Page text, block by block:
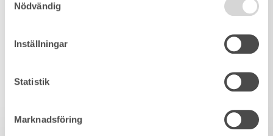
Nödvändig
Inställningar
Statistik
Marknadsföring